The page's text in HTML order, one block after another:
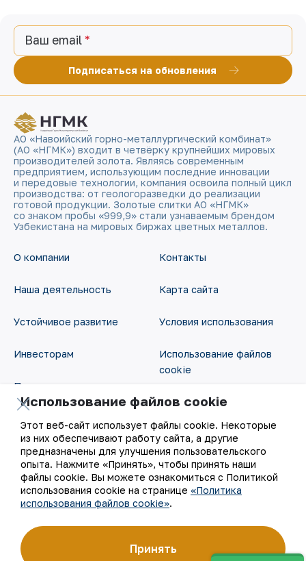
Ваш email
Подписаться на обновления
АО «Навоийский горно-металлургический комбинат»
(АО «НГМК») входит в четвёрку крупнейших мировых
производителей золота. Являясь современным
предприятием, использующим последние инновации
и передовые технологии, компания освоила полный цикл
производства: от геологоразведки до реализации
готовой продукции. Золотые слитки АО «НГМК»
со знаком пробы «999,9» стали узнаваемым брендом
Узбекистана на мировых биржах цветных металлов.
О компании
Наша деятельность
Устойчивое развитие
Инвесторам
Пресс-центр
Цифровое правительство
Контакты
Карта сайта
Условия использования
Использование файлов
cookie
Открытые данные
RSS - лента
©
Использование файлов cookie
Этот веб-сайт использует файлы cookie. Некоторые
из них обеспечивают работу сайта, а другие
предназначены для улучшения пользовательского
опыта. Нажмите «Принять», чтобы принять наши
файлы cookie. Вы можете ознакомиться с Политикой
использования cookie на странице «Политика
использования файлов cookie».
Принять